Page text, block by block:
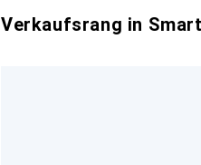
Verkaufsrang in